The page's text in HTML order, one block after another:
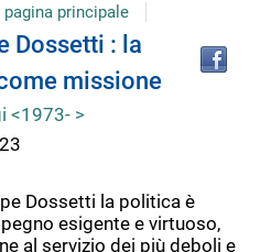
principale
Dossetti : la
missione
<1973- >
Dossetti la politica è
esigente e virtuoso,
al servizio dei più deboli e